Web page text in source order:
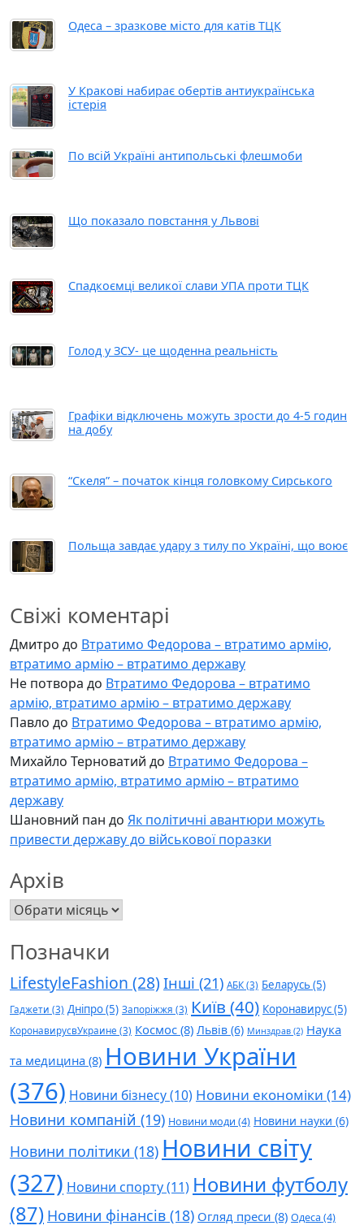
Одеса – зразкове місто для катів ТЦК
У Кракові набирає обертів антиукраїнська
істерія
По всій Україні антипольські флешмоби
Що показало повстання у Львові
Спадкоємці великої слави УПА проти ТЦК
Голод у ЗСУ- це щоденна реальність
Графіки відключень можуть зрости до 4-5 годин
на добу
“Скеля” – початок кінця головкому Сирського
Польща завдає удару з тилу по Україні, що воює
Свіжі коментарі
Дмитро до Втратимо Федорова – втратимо армію,
втратимо армію – втратимо державу
Не потвора до Втратимо Федорова – втратимо
армію, втратимо армію – втратимо державу
Павло до Втратимо Федорова – втратимо армію,
втратимо армію – втратимо державу
Михайло Терноватий до Втратимо Федорова –
втратимо армію, втратимо армію – втратимо
державу
Шановний пан до Як політичні авантюри можуть
привести державу до військової поразки
Архів
Архів
Позначки
LifestyleFashion (28) Інші (21) АБК(3) Беларусь(5)
Гаджети (3) Дніпро(5) Запоріжжя (3) Київ (40) Коронавирус(5)
КоронавирусвУкраине (3) Космос (8) Львів (6) Минздрав (2) Наука
та медицина (8) Новини України
(376) Новини бізнесу(10) Новини економіки (14)
Новини компаній (19) Новини моди (4) Новини науки (6)
Новини політики (18) Новини світу
(327) Новини спорту(11) Новини футболу
(87) Новини фінансів (18) Огляд преси (8) Одеса (4)